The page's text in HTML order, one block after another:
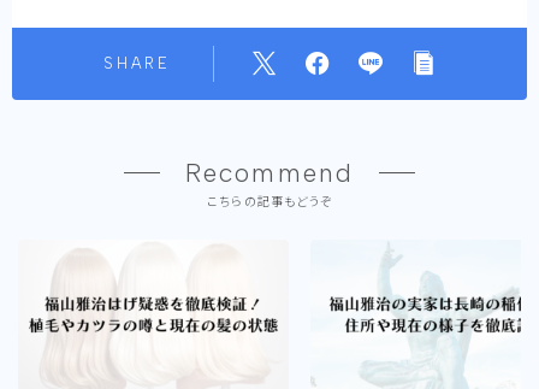
SHARE
Recommend
こちらの記事もどうぞ